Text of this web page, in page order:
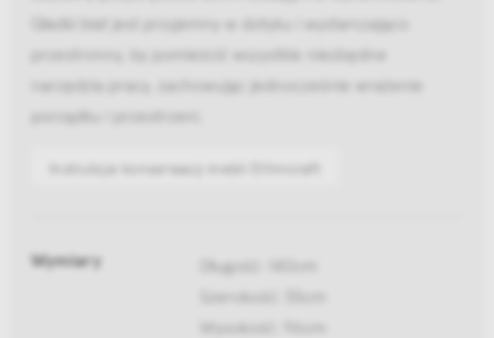
Gładki blat jest przyjemny w dotyku i wystarczająco
przestronny, by pomieścić wszystkie niezbędne
narzędzia pracy, zachowując jednocześnie wrażenie
porządku i przestrzeni.
Instrukcje konserwacji mebli Ethnicraft
Wymiary
Długość: 140cm
Szerokość: 55cm
Wysokość: 96cm